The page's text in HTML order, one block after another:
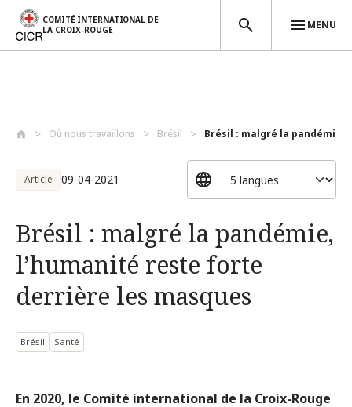
COMITÉ INTERNATIONAL DE
LA CROIX-ROUGE
MENU
Où nous travaillons Brésil Brésil : malgré la pandémie,
Article 09-04-2021
Brésil : malgré la pandémie,
l’humanité reste forte
derrière les masques
Brésil Santé
En 2020, le Comité international de la Croix-Rouge